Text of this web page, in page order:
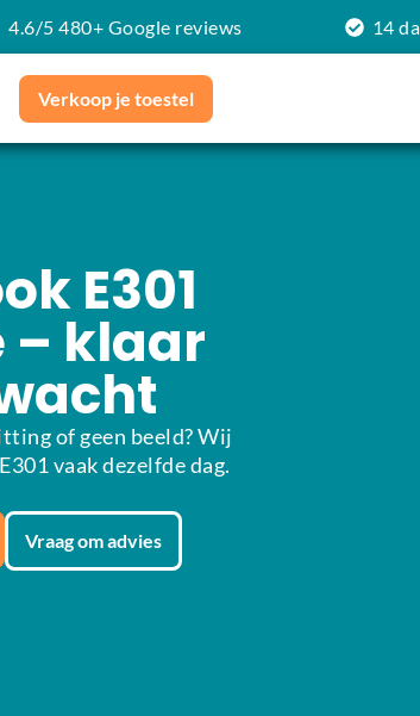
4.6/5 480+ Google reviews 14
Verkoop je toestel
E301
– klaar
of geen beeld? Wij
vaak dezelfde dag.
Vraag om advies